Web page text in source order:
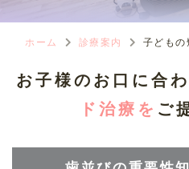
ホーム 診療案内 子どもの
お子様のお口に合
ド治療を ご